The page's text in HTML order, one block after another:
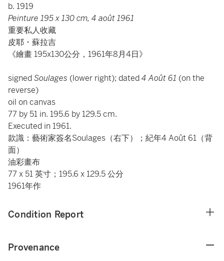
b. 1919
Peinture 195 x 130 cm, 4 août 1961
重要私人收藏
皮耶・蘇拉吉
《繪畫 195x130公分，1961年8月4日》
signedSoulages (lower right); dated4 Août 61 (on the
reverse)
oil on canvas
77 by 51 in. 195.6 by 129.5 cm.
Executed in 1961.
款識：藝術家簽名Soulages（右下）；紀年4 Août 61（背
面）
油彩畫布
77 x 51 英寸；195.6 x 129.5 公分
1961年作
Condition Report
Provenance